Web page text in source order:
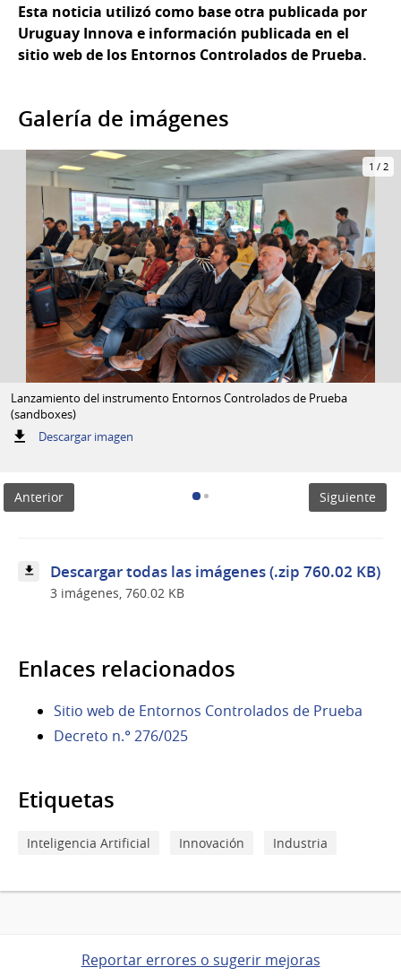
Esta noticia utilizó como base otra publicada por
Uruguay Innova e información publicada en el
sitio web de los Entornos Controlados de Prueba.
Galería de imágenes
1 / 2
Lanzamiento del instrumento Entornos Controlados de Prueba
(sandboxes)
Descargar imagen:
(sandboxes)
Anterior Siguiente
Descargar todas las imágenes (.zip 760.02 KB)
3 imágenes, 760.02 KB
Enlaces relacionados
Sitio web de Entornos Controlados de Prueba
Decreto n.° 276/025
Etiquetas
Inteligencia Artificial Innovación Industria
Reportar errores o sugerir mejoras